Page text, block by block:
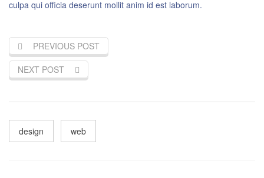
culpa qui officia deserunt mollit anim id est laborum.
PREVIOUS POST
NEXT POST
design web